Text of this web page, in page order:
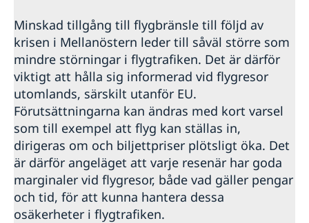
Aktuella händelser
Minskad tillgång till flygbränsle till följd av
krisen i Mellanöstern leder till såväl större som
mindre störningar i flygtrafiken. Det är därför
viktigt att hålla sig informerad vid flygresor
utomlands, särskilt utanför EU.
Förutsättningarna kan ändras med kort varsel
som till exempel att flyg kan ställas in,
dirigeras om och biljettpriser plötsligt öka. Det
är därför angeläget att varje resenär har goda
marginaler vid flygresor, både vad gäller pengar
och tid, för att kunna hantera dessa
osäkerheter i flygtrafiken.